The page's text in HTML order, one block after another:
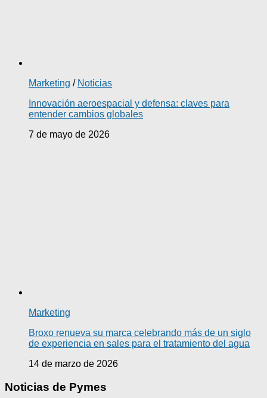
Marketing / Noticias
Innovación aeroespacial y defensa: claves para
entender cambios globales
7 de mayo de 2026
Marketing
Broxo renueva su marca celebrando más de un siglo
de experiencia en sales para el tratamiento del agua
14 de marzo de 2026
Noticias de Pymes